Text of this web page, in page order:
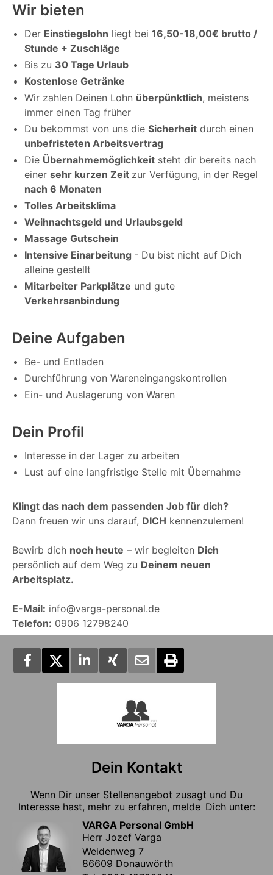
Wir bieten
Der Einstiegslohn liegt bei 16,50-18,00€ brutto /
Stunde + Zuschläge
Bis zu 30 Tage Urlaub
Kostenlose Getränke
Wir zahlen Deinen Lohn überpünktlich, meistens
immer einen Tag früher
Du bekommst von uns die Sicherheit durch einen
unbefristeten Arbeitsvertrag
Die Übernahmemöglichkeit steht dir bereits nach
einer sehr kurzen Zeit zur Verfügung, in der Regel
nach 6 Monaten
Tolles Arbeitsklima
Weihnachtsgeld und Urlaubsgeld
Massage Gutschein
Intensive Einarbeitung - Du bist nicht auf Dich
alleine gestellt
Mitarbeiter Parkplätze und gute
Verkehrsanbindung
Deine Aufgaben
Be- und Entladen
Durchführung von Wareneingangskontrollen
Ein- und Auslagerung von Waren
Dein Profil
Interesse in der Lager zu arbeiten
Lust auf eine langfristige Stelle mit Übernahme
Klingt das nach dem passenden Job für dich?
Dann freuen wir uns darauf, DICH kennenzulernen!
Bewirb dich noch heute – wir begleiten Dich
persönlich auf dem Weg zu Deinem neuen
Arbeitsplatz.
E-Mail: info@varga-personal.de
Telefon: 0906 12798240
Dein Kontakt
Wenn Dir unser Stellenangebot zusagt und Du
Interesse hast, mehr zu erfahren, melde Dich unter:
VARGA Personal GmbH
Herr Jozef Varga
Weidenweg 7
86609 Donauwörth